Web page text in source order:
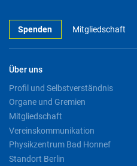
Spenden Mitgliedschaft
Über uns
Profil und Selbstverständnis
Organe und Gremien
Mitgliedschaft
Vereinskommunikation
Physikzentrum Bad Honnef
Standort Berlin